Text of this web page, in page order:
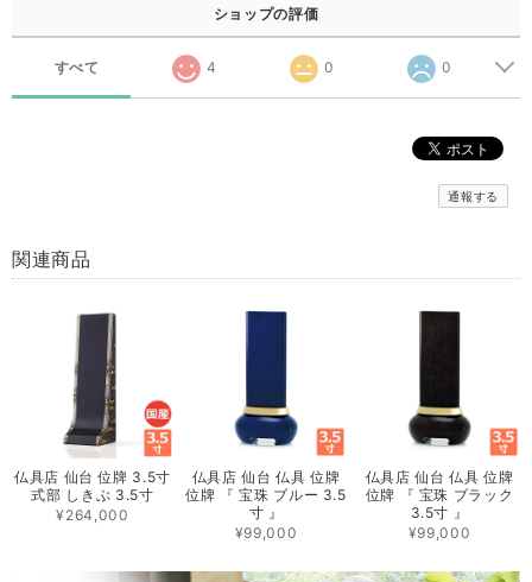
ショップの評価
すべて 4 0 0
通報する
関連商品
仏具店 仙台 位牌 3.5寸
式部 しきぶ 3.5寸
¥264,000
仏具店 仙台 仏具 位牌
位牌 『 宝珠 ブルー 3.5
寸 』
¥99,000
仏具店 仙台 仏具 位牌
位牌 『 宝珠 ブラック
3.5寸 』
¥99,000